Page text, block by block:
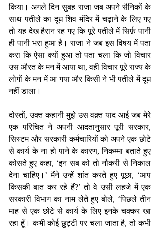
किया। अगले दिन सुबह राजा जब अपने सैनिकों के
साथ पतीले का दूध शिव मंदिर में चढ़ाने के लिए गए
तो यह देख हैरान रह गए कि पूरे पतीले में सिर्फ़ पानी
ही पानी भरा हुआ है। राजा ने जब इस विषय में पता
करा कि ऐसा क्यों हुआ तो पता चला कि जो विचार
उस औरत के मन में आया था, वही विचार पूरे राज्य के
लोगों के मन में आ गया और किसी ने भी पतीले में दूध
नहीं डाला।
दोस्तों, उक्त कहानी मुझे उस वक़्त याद आई जब मेरे
एक परिचित ने अपनी आदतानुसार पूरी सरकार,
सिस्टम और सरकारी कर्मचारियों को अपने एक छोटे
से कार्य के ना हो पाने के कारण, निकम्मा बताते हुए
कोसते हुए कहा, ‘इन सब को तो नौकरी से निकाल
देना चाहिए।’ मैंने उन्हें शांत करते हुए पूछा, ‘आप
किसकी बात कर रहे हैं?’ तो वे उसी लहजे में एक
सरकारी विभाग का नाम लेते हुए बोले, ‘पिछले तीन
माह से एक छोटे से कार्य के लिए इनके चक्कर खा
रहा हूँ। कभी कोई छुट्टी पर चला जाता है, तो कभी